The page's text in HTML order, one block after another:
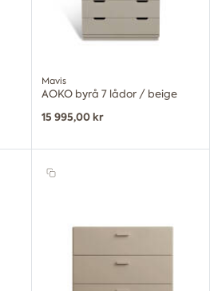
Mavis
AOKO byrå 7 lådor / beige
15 995,00 kr